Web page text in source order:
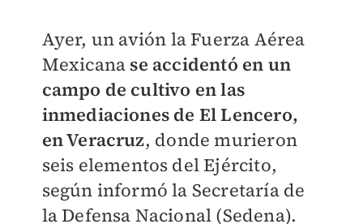
Ayer, un avión la Fuerza Aérea
Mexicana se accidentó en un
campo de cultivo en las
inmediaciones de El Lencero,
en Veracruz, donde murieron
seis elementos del Ejército,
según informó la Secretaría de
la Defensa Nacional (Sedena).